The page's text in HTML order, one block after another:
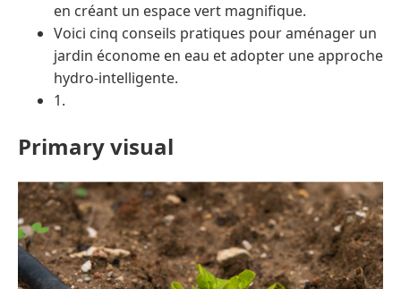
en créant un espace vert magnifique.
Voici cinq conseils pratiques pour aménager un
jardin économe en eau et adopter une approche
hydro-intelligente.
1.
Primary visual